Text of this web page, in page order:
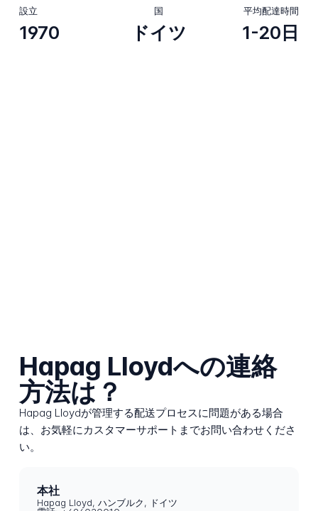
設立
1970
国
ドイツ
平均配達時間
1-20日
Hapag Lloydへの連絡
方法は？
Hapag Lloydが管理する配送プロセスに問題がある場合
は、お気軽にカスタマーサポートまでお問い合わせくださ
い。
本社
Hapag Lloyd, ハンブルク, ドイツ